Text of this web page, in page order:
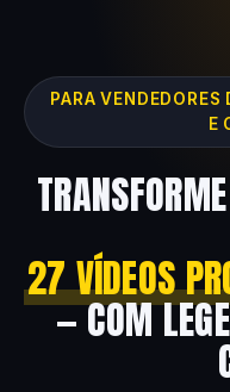
PARA
E
27 VÍDEOS
— COM